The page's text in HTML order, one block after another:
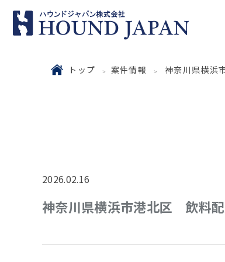
トップ 案件情報 神奈川県横浜
2026.02.16
神奈川県横浜市港北区 飲料